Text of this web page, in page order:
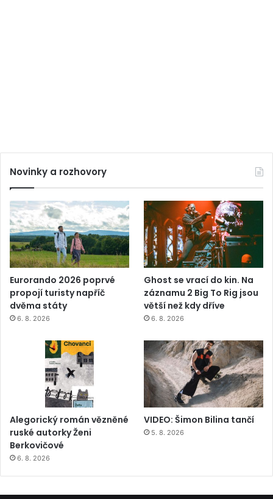
Novinky a rozhovory
Eurorando 2026 poprvé
propojí turisty napříč
dvěma státy
6. 8. 2026
Ghost se vrací do kin. Na
záznamu 2 Big To Rig jsou
větší než kdy dříve
6. 8. 2026
Alegorický román vězněné
ruské autorky Ženi
Berkovičové
6. 8. 2026
VIDEO: Šimon Bilina tančí
5. 8. 2026